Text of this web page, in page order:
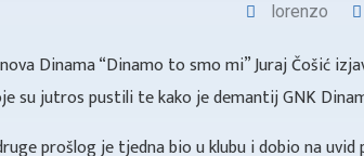
lorenzo
Dinama “Dinamo to smo mi” Juraj Čošić
su jutros pustili te kako je demantij GNK
prošlog je tjedna bio u klubu i dobio na